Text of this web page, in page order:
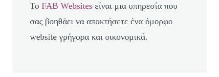
Το FAB Websites είναι μια υπηρεσία που
σας βοηθάει να αποκτήσετε ένα όμορφο
website γρήγορα και οικονομικά.